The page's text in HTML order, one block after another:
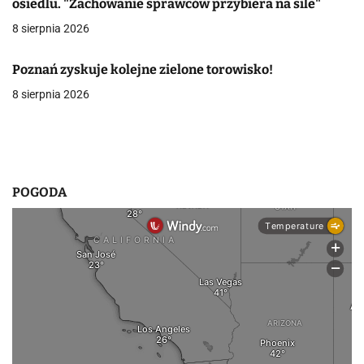
w
i
osiedlu. "Zachowanie sprawców przybiera na sile"
8 sierpnia 2026
Poznań zyskuje kolejne zielone torowisko!
8 sierpnia 2026
POGODA